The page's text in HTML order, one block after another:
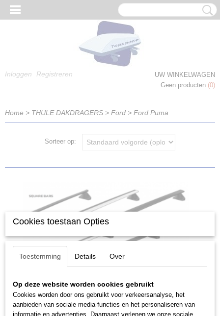
Inloggen Registreren
UW WINKELWAGEN
Geen producten (0)
Home > THULE DAKDRAGERS > Ford > Ford Puma
Sorteer op:
Ford Puma 2020-heden kaal glad dak
Ford Puma, 5 deurs hatchback, bouwjaar 2020-heden met een…
Cookies toestaan Opties
Toestemming Details Over
Op deze website worden cookies gebruikt
Cookies worden door ons gebruikt voor verkeersanalyse, het
aanbieden van sociale media-functies en het personaliseren van
informatie en advertenties. Daarnaast verlenen we onze sociale